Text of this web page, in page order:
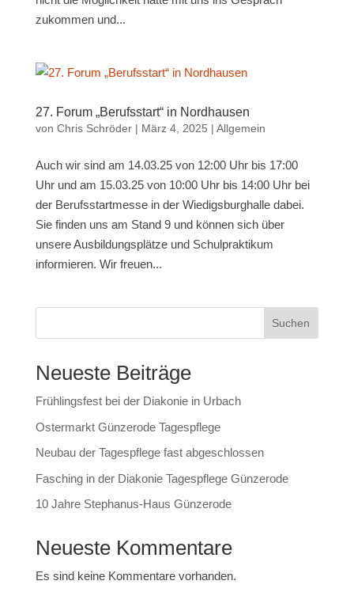
zukommen und...
27. Forum „Berufsstart“ in Nordhausen
von Chris Schröder| März 4, 2025 | Allgemein
Auch wir sind am 14.03.25 von 12:00 Uhr bis 17:00
Uhr und am 15.03.25 von 10:00 Uhr bis 14:00 Uhr bei
der Berufsstartmesse in der Wiedigsburghalle dabei.
Sie finden uns am Stand 9 und können sich über
unsere Ausbildungsplätze und Schulpraktikum
informieren. Wir freuen...
Suchen
Neueste Beiträge
Frühlingsfest bei der Diakonie in Urbach
Ostermarkt Günzerode Tagespflege
Neubau der Tagespflege fast abgeschlossen
Fasching in der Diakonie Tagespflege Günzerode
10 Jahre Stephanus-Haus Günzerode
Neueste Kommentare
Es sind keine Kommentare vorhanden.